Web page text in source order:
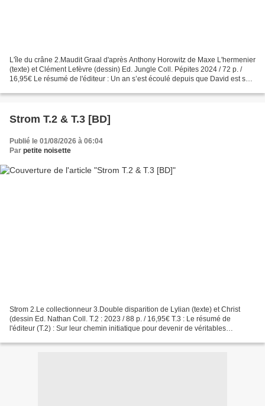
L'île du crâne 2.Maudit Graal d'après Anthony Horowitz de Maxe L'hermenier
(texte) et Clément Lefèvre (dessin) Ed. Jungle Coll. Pépites 2024 / 72 p. /
16,95€ Le résumé de l'éditeur : Un an s’est écoulé depuis que David est sur
Strom T.2 & T.3 [BD]
Publié le 01/08/2026 à 06:04
Par petite noisette
Strom 2.Le collectionneur 3.Double disparition de Lylian (texte) et Christ
(dessin Ed. Nathan Coll. T.2 : 2023 / 88 p. / 16,95€ T.3 : Le résumé de
l'éditeur (T.2) : Sur leur chemin initiatique pour devenir de véritables